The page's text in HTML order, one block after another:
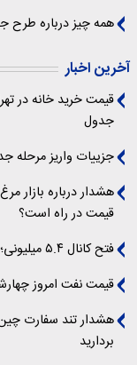
همه چیز درباره طرح
آخرین اخبار
قیمت خرید خانه در
جدول
جزییات واریز مرحله
قیمت در راه است؟
فتح کانال ۵.۴ میلیونی؛ بورس از سد مقاومت کلیدی عبور کرد
قیمت نفت امروز چهارشنبه ۱۴
هشدار تند سفارت
بردارید